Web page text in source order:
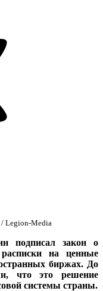
Legion-Media
подписал закон о
расписки на ценные
биржах. До
что это решение
системы страны.